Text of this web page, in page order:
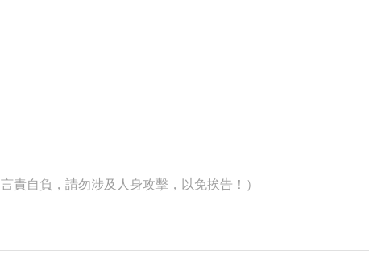
責自負，請勿涉及人身攻擊，以免挨告！）